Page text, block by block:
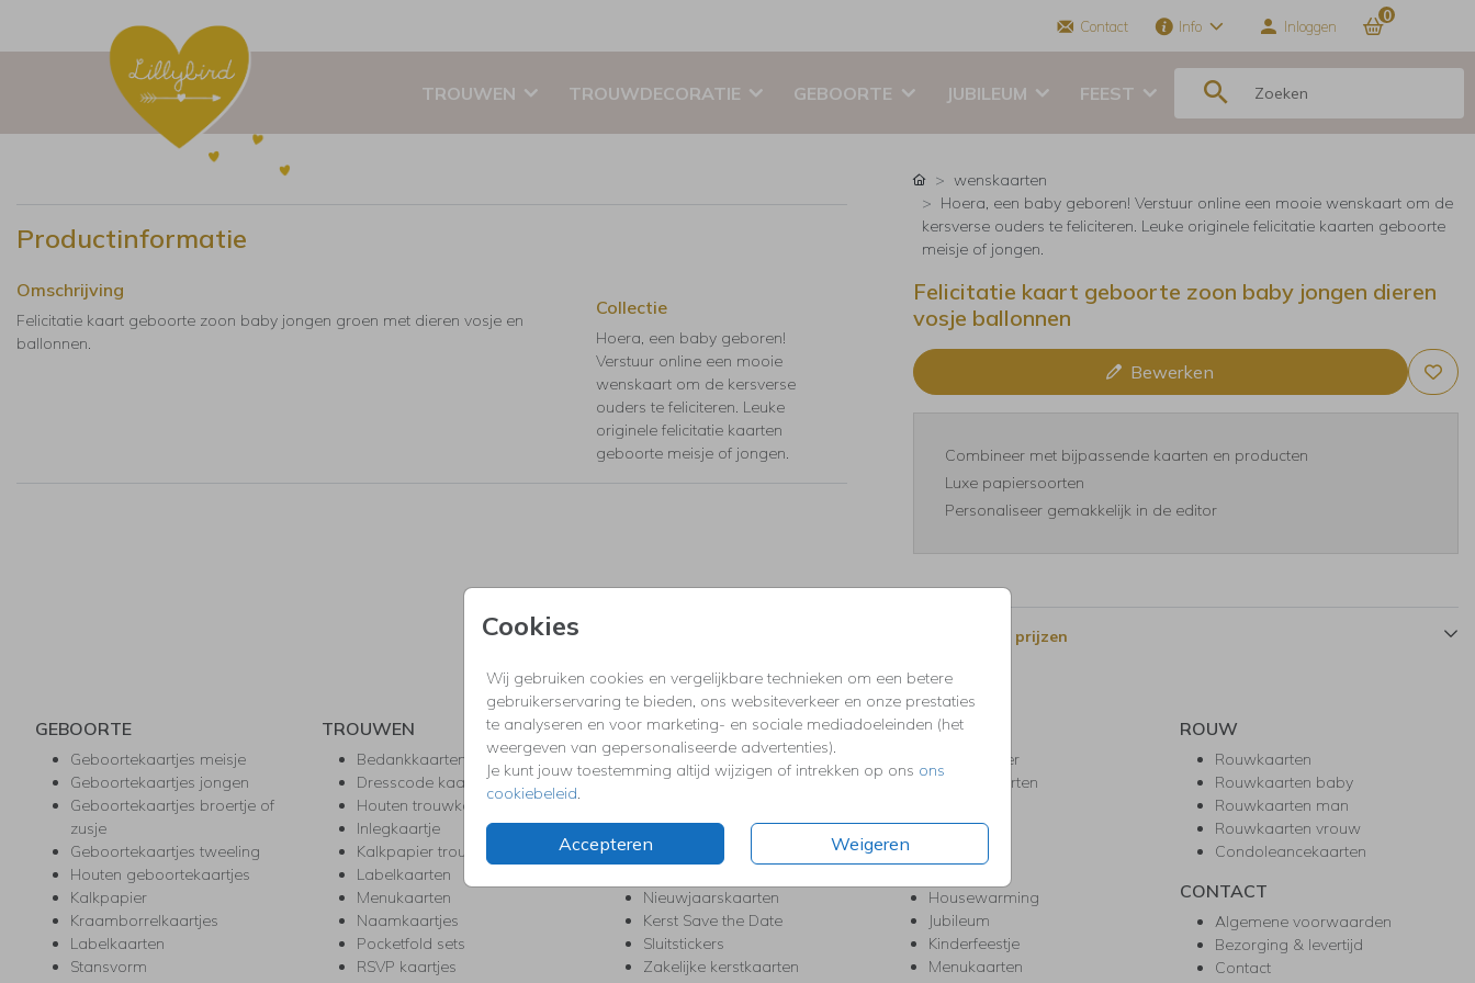
Contact Info Inloggen
0
TROUWEN TROUWDECORATIE GEBOORTE JUBILEUM FEEST
Cookies
Wij gebruiken cookies en vergelijkbare technieken om een betere
gebruikerservaring te bieden, ons websiteverkeer en onze prestaties
te analyseren en voor marketing- en sociale mediadoeleinden (het
weergeven van gepersonaliseerde advertenties).
Je kunt jouw toestemming altijd wijzigen of intrekken op ons ons
cookiebeleid
Accepteren Weigeren
Productinformatie
Omschrijving
Felicitatie kaart geboorte zoon baby jongen groen met dieren vosje en
ballonnen.
Collectie
Hoera, een baby geboren!
Verstuur online een mooie
wenskaart om de kersverse
ouders te feliciteren. Leuke
originele felicitatie kaarten
geboorte meisje of jongen.
wenskaarten
Hoera, een baby geboren! Verstuur online een mooie wenskaart om de
kersverse ouders te feliciteren. Leuke originele felicitatie kaarten geboorte
meisje of jongen.
Felicitatie kaart geboorte zoon baby jongen dieren
vosje ballonnen
Bewerken
Combineer met bijpassende kaarten en producten
Luxe papiersoorten
Personaliseer gemakkelijk in de editor
Formaten en prijzen
GEBOORTE
Geboortekaartjes meisje
Geboortekaartjes jongen
Geboortekaartjes broertje of
zusje
Geboortekaartjes tweeling
Houten geboortekaartjes
Kalkpapier
Kraamborrelkaartjes
Labelkaarten
Stansvorm
TROUWEN
Bedankkaarten
Dresscode kaartjes
Houten trouwkaarten
Inlegkaartje
Kalkpapier trouwkaarten
Labelkaarten
Menukaarten
Naamkaartjes
Pocketfold sets
RSVP kaartjes
KERST
Kerstkaarten
Kerstborrel uitnodigingen
Kerstmenukaarten
Kerst trouwkaarten
Nieuwjaarskaarten
Kerst Save the Date
Sluitstickers
Zakelijke kerstkaarten
FEEST
Babyshower
Bedankkaarten
Doopsel
Housewarming
Jubileum
Kinderfeestje
Menukaarten
ROUW
Rouwkaarten
Rouwkaarten baby
Rouwkaarten man
Rouwkaarten vrouw
Condoleancekaarten
CONTACT
Algemene voorwaarden
Bezorging & levertijd
Contact